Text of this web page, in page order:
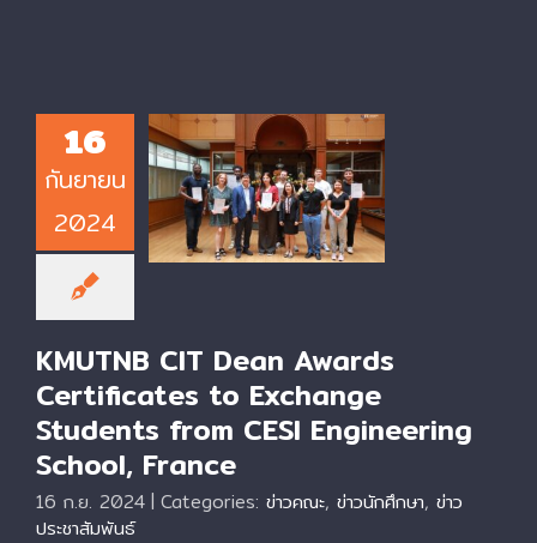
16
กันยายน
2024
KMUTNB CIT Dean
Awards
Certificates to
Exchange
Students from
CESI Engineering
KMUTNB CIT Dean Awards
Certificates to Exchange
Students from CESI Engineering
School, France
16 ก.ย. 2024 | Categories: ข่าวคณะ, ข่าวนักศึกษา, ข่าว
ประชาสัมพันธ์